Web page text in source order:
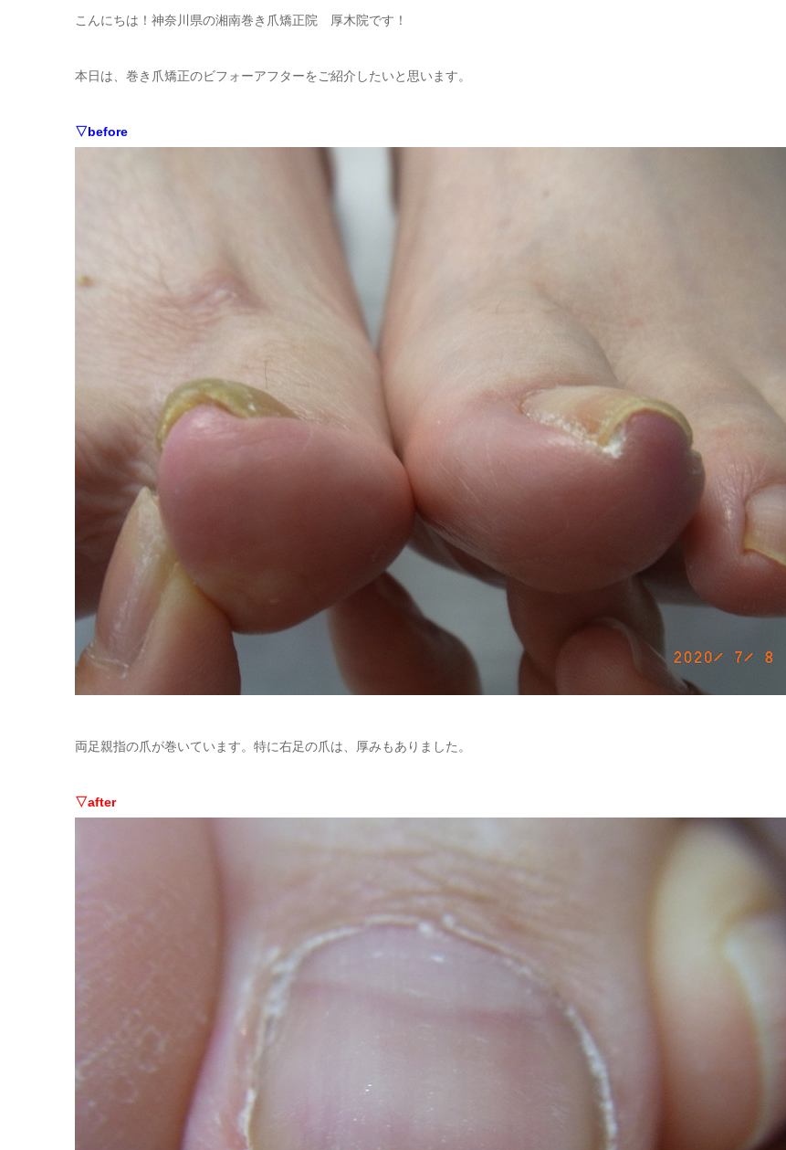
こんにちは！神奈川県の湘南巻き爪矯正院 厚木院です！
本日は、巻き爪矯正のビフォーアフターをご紹介したいと思います。
▽before
両足親指の爪が巻いています。特に右足の爪は、厚みもありました。
▽after